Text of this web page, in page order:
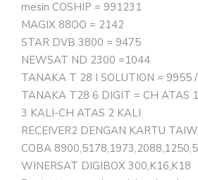
mesin COSHIP = 991231
MAGIX 88OO = 2142
STAR DVB 3800 = 9475
NEWSAT ND 2300 =1044
TANAKA T 28 I SOLUTION = 9955
TANAKA T28 6 DIGIT = CH ATAS
3 KALI-CH ATAS 2 KALI
RECEIVER2 DENGAN KARTU
COBA
WINERSAT DIGIBOX 300,K16,K18